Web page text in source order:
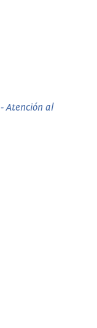
Atención al